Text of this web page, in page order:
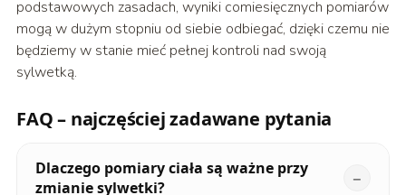
podstawowych zasadach, wyniki comiesięcznych pomiarów
mogą w dużym stopniu od siebie odbiegać, dzięki czemu nie
będziemy w stanie mieć pełnej kontroli nad swoją
sylwetką.
FAQ – najczęściej zadawane pytania
Dlaczego pomiary ciała są ważne przy
zmianie sylwetki?